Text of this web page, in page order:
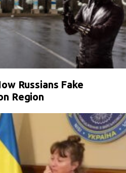
Russians Fake
Region